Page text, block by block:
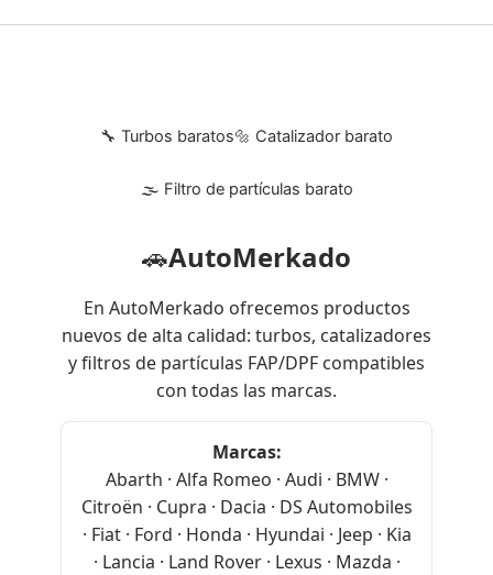
🔧 Turbos baratos🔩 Catalizador barato
🌫 Filtro de partículas barato
🚗AutoMerkado
En AutoMerkado ofrecemos productos
nuevos de alta calidad: turbos, catalizadores
y filtros de partículas FAP/DPF compatibles
con todas las marcas.
Marcas:
Abarth · Alfa Romeo · Audi · BMW ·
Citroën · Cupra · Dacia · DS Automobiles
· Fiat · Ford · Honda · Hyundai · Jeep · Kia
· Lancia · Land Rover · Lexus · Mazda ·